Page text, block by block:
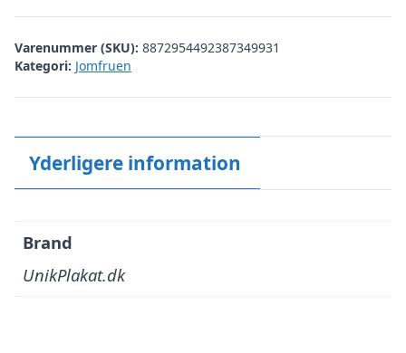
Varenummer (SKU): 8872954492387349931
Kategori: Jomfruen
Yderligere information
Brand
UnikPlakat.dk